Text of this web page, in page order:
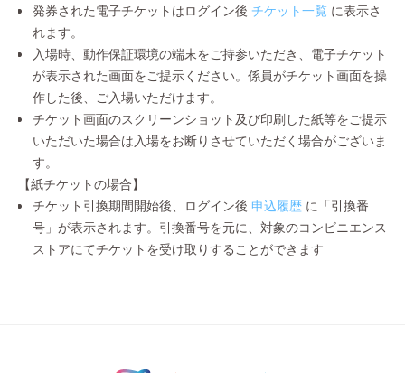
発券された電子チケットはログイン後 チケット一覧 に表示さ
れます。
入場時、動作保証環境の端末をご持参いただき、電子チケット
が表示された画面をご提示ください。係員がチケット画面を操
作した後、ご入場いただけます。
チケット画面のスクリーンショット及び印刷した紙等をご提示
いただいた場合は入場をお断りさせていただく場合がございま
す。
【紙チケットの場合】
チケット引換期間開始後、ログイン後 申込履歴 に「引換番
号」が表示されます。引換番号を元に、対象のコンビニエンス
ストアにてチケットを受け取りすることができます